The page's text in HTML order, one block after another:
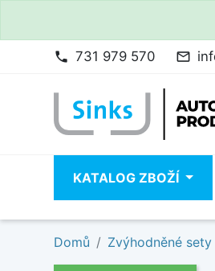
phone 731 979 570 mail_outline
KATALOG ZBOŽÍ
Domů Zvýhodněné sety